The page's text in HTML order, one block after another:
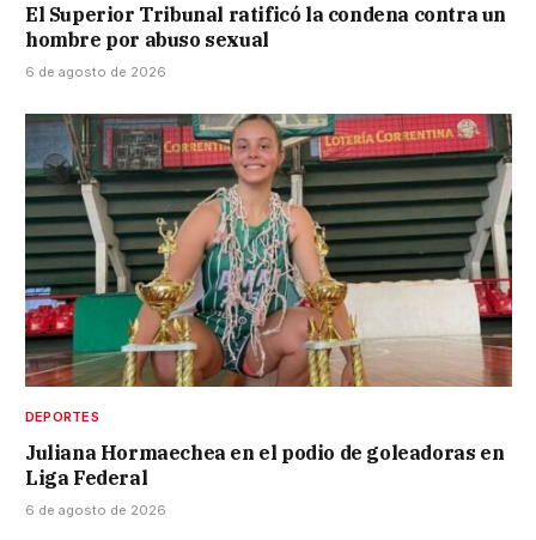
El Superior Tribunal ratificó la condena contra un
hombre por abuso sexual
6 de agosto de 2026
DEPORTES
Juliana Hormaechea en el podio de goleadoras en
Liga Federal
6 de agosto de 2026